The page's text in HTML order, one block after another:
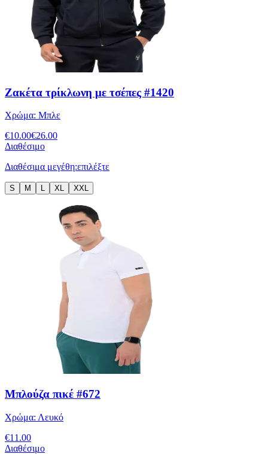
Ζακέτα τρίκλωνη με τσέπες #1420
Χρώμα: Μπλε
€10.00€26.00
Διαθέσιμο
Διαθέσιμα μεγέθη:επιλέξτε
S M L XL XXL
Μπλούζα πικέ #672
Χρώμα: Λευκό
€11.00
Διαθέσιμο